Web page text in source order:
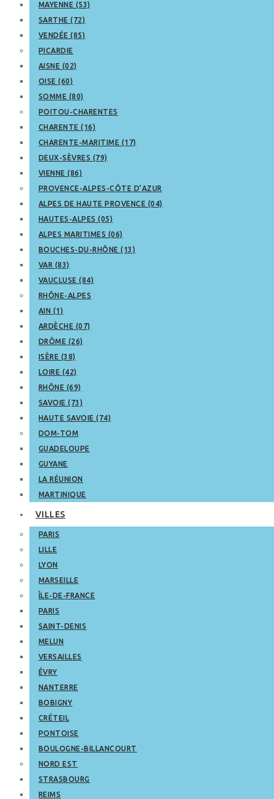
MAYENNE (53)
SARTHE (72)
VENDÉE (85)
PICARDIE
AISNE (02)
OISE (60)
SOMME (80)
POITOU-CHARENTES
CHARENTE (16)
CHARENTE-MARITIME (17)
DEUX-SÈVRES (79)
VIENNE (86)
PROVENCE-ALPES-CÔTE D’AZUR
ALPES DE HAUTE PROVENCE (04)
HAUTES-ALPES (05)
ALPES MARITIMES (06)
BOUCHES-DU-RHÔNE (13)
VAR (83)
VAUCLUSE (84)
RHÔNE-ALPES
AIN (1)
ARDÈCHE (07)
DRÔME (26)
ISÈRE (38)
LOIRE (42)
RHÔNE (69)
SAVOIE (73)
HAUTE SAVOIE (74)
DOM-TOM
GUADELOUPE
GUYANE
LA RÉUNION
MARTINIQUE
VILLES
PARIS
LILLE
LYON
MARSEILLE
ÎLE-DE-FRANCE
PARIS
SAINT-DENIS
MELUN
VERSAILLES
ÉVRY
NANTERRE
BOBIGNY
CRÉTEIL
PONTOISE
BOULOGNE-BILLANCOURT
NORD EST
STRASBOURG
REIMS